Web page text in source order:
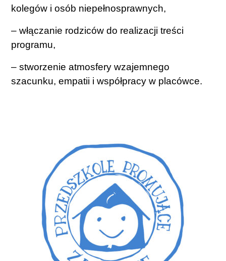
kolegów i osób niepełnosprawnych,
– włączanie rodziców do realizacji treści
programu,
– stworzenie atmosfery wzajemnego
szacunku, empatii i współpracy w placówce.